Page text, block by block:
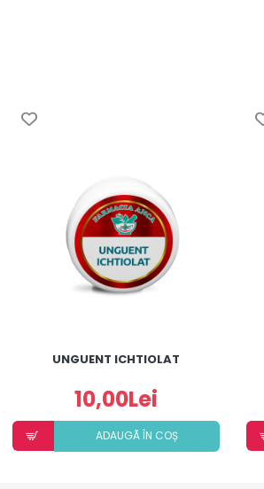
UNGUENT ICHTIOLAT
10,00Lei
ADAUGÃ ÎN COȘ